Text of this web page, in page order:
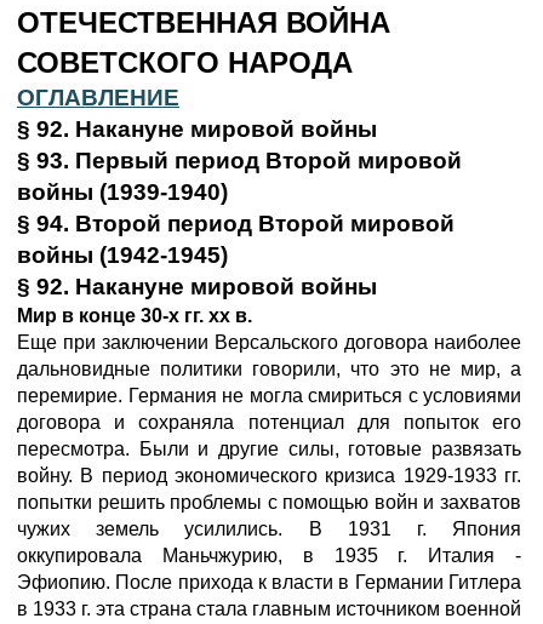
ОТЕЧЕСТВЕННАЯ ВОЙНА
СОВЕТСКОГО НАРОДА
ОГЛАВЛЕНИЕ
§ 92. Накануне мировой войны
§ 93. Первый период Второй мировой
войны (1939-1940)
§ 94. Второй период Второй мировой
войны (1942-1945)
§ 92. Накануне мировой войны
Мир в конце 30-х гг. хх в.
Еще при заключении Версальского договора наиболее
дальновидные политики говорили, что это не мир, а
перемирие. Германия не могла смириться с условиями
договора и сохраняла потенциал для попыток его
пересмотра. Были и другие силы, готовые развязать
войну. В период экономического кризиса 1929-1933 гг.
попытки решить проблемы с помощью войн и захватов
чужих земель усилились. В 1931 г. Япония
оккупировала Маньчжурию, в 1935 г. Италия -
Эфиопию. После прихода к власти в Германии Гитлера
в 1933 г. эта страна стала главным источником военной